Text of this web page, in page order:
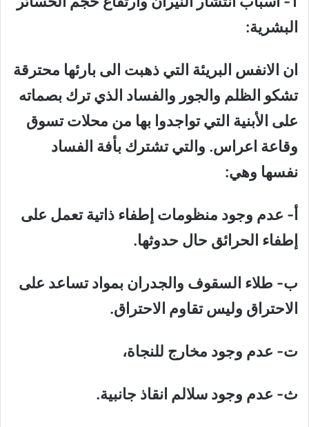
البشرية:
ان الانفس البريئة التي ذهبت الى بارئها محترقة
تشكو الظلم والجور والفساد الذي ترك بصماته
على الأبنية التي تواجدوا بها من محلات تسوق
وقاعة اعراس. والتي تشترك بأفة الفساد
نفسها وهي:
أ‌- عدم وجود منظومات إطفاء ذاتية تعمل على
إطفاء الحرائق حال حدوثها.
ب‌- طلاء السقوف والجدران بمواد تساعد على
الاحتراق وليس تقاوم الاحتراق.
ت‌- عدم وجود مخارج للنجاة،
ث‌- عدم وجود سلالم انقاذ جانبية.